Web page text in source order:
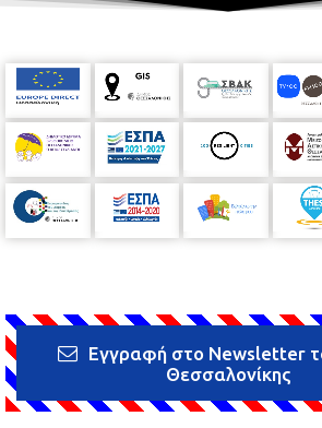
Εγγραφή στο Newsletter
Θεσσαλονίκης